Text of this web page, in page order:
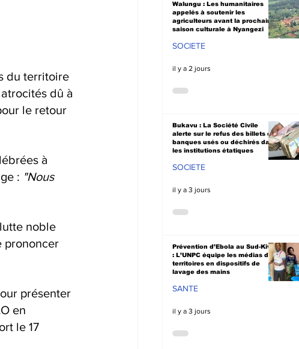
du territoire
dû à
le retour
à
: "Nous
noble
prononcer
présenter
en
le 17
Walungu : Les humanitaires
appelés à soutenir les
agriculteurs avant la prochaine
saison culturale à Nyangezi
SOCIETE
il y a 2 jours
Bukavu : La Société Civile
alerte sur le refus des billets de
banques usés ou déchirés dans
les institutions étatiques
SOCIETE
il y a 3 jours
Prévention d’Ebola au Sud-Kivu
: L’UNPC équipe les médias de
territoires en dispositifs de
lavage des mains
SANTE
il y a 3 jours